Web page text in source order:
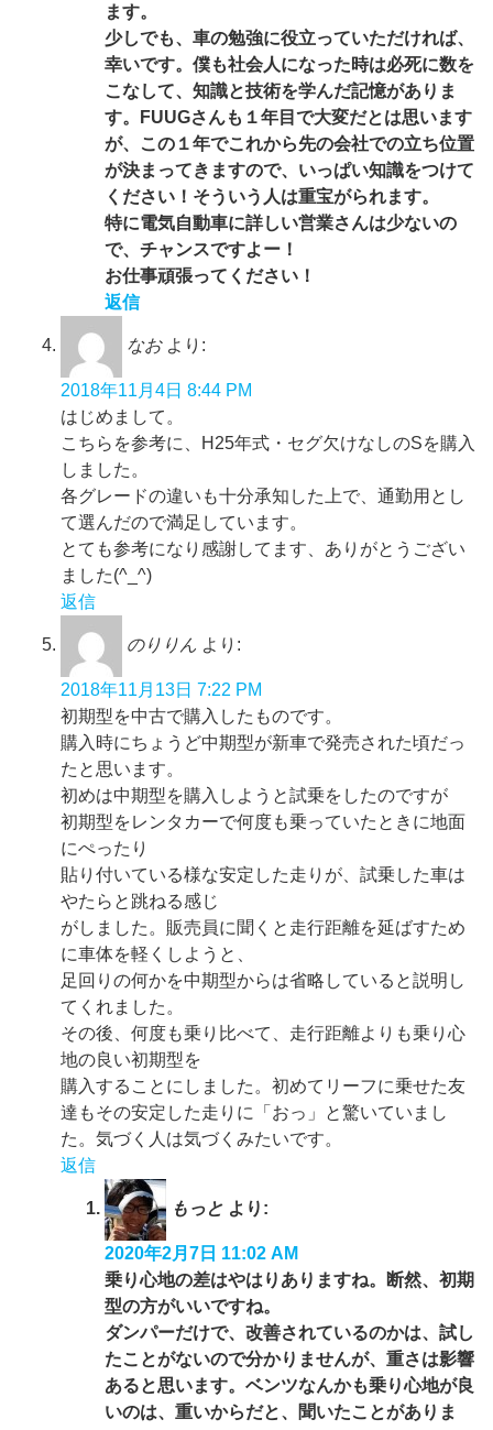
ます。
少しでも、車の勉強に役立っていただければ、
幸いです。僕も社会人になった時は必死に数を
こなして、知識と技術を学んだ記憶がありま
す。FUUGさんも１年目で大変だとは思います
が、この１年でこれから先の会社での立ち位置
が決まってきますので、いっぱい知識をつけて
ください！そういう人は重宝がられます。
特に電気自動車に詳しい営業さんは少ないの
で、チャンスですよー！
お仕事頑張ってください！
返信
なお より:
2018年11月4日 8:44 PM
はじめまして。
こちらを参考に、H25年式・セグ欠けなしのSを購入
しました。
各グレードの違いも十分承知した上で、通勤用とし
て選んだので満足しています。
とても参考になり感謝してます、ありがとうござい
ました(^_^)
返信
のりりん より:
2018年11月13日 7:22 PM
初期型を中古で購入したものです。
購入時にちょうど中期型が新車で発売された頃だっ
たと思います。
初めは中期型を購入しようと試乗をしたのですが
初期型をレンタカーで何度も乗っていたときに地面
にぺったり
貼り付いている様な安定した走りが、試乗した車は
やたらと跳ねる感じ
がしました。販売員に聞くと走行距離を延ばすため
に車体を軽くしようと、
足回りの何かを中期型からは省略していると説明し
てくれました。
その後、何度も乗り比べて、走行距離よりも乗り心
地の良い初期型を
購入することにしました。初めてリーフに乗せた友
達もその安定した走りに「おっ」と驚いていまし
た。気づく人は気づくみたいです。
返信
もっと より:
2020年2月7日 11:02 AM
乗り心地の差はやはりありますね。断然、初期
型の方がいいですね。
ダンパーだけで、改善されているのかは、試し
たことがないので分かりませんが、重さは影響
あると思います。ベンツなんかも乗り心地が良
いのは、重いからだと、聞いたことがありま